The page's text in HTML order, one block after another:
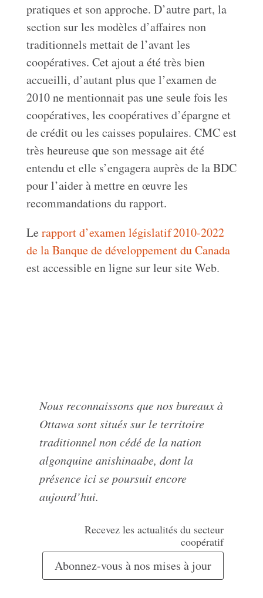
pratiques et son approche. D’autre part, la
section sur les modèles d’affaires non
traditionnels mettait de l’avant les
coopératives. Cet ajout a été très bien
accueilli, d’autant plus que l’examen de
2010 ne mentionnait pas une seule fois les
coopératives, les coopératives d’épargne et
de crédit ou les caisses populaires. CMC est
très heureuse que son message ait été
entendu et elle s’engagera auprès de la BDC
pour l’aider à mettre en œuvre les
recommandations du rapport.
Lerapport d’examen législatif 2010-2022
de la Banque de développement du Canada
est accessible en ligne sur leur site Web.
Nous reconnaissons que nos bureaux à
Ottawa sont situés sur le territoire
traditionnel non cédé de la nation
algonquine anishinaabe, dont la
présence ici se poursuit encore
aujourd’hui.
Recevez les actualités du secteur
coopératif
Abonnez-vous à nos mises à jour